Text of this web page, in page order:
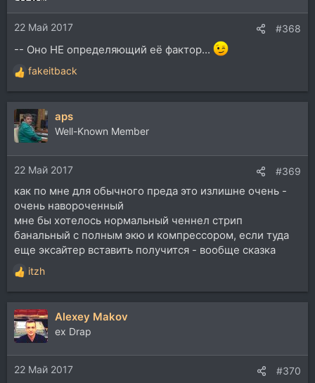
22 Май 2017 #368
-- Оно НЕ определяющий её фактор...
Р
е
а
к
ц
и
и
:
fakeitback
aps
Well-Known Member
22 Май 2017 #369
как по мне для обычного преда это излишне очень -
очень навороченный
мне бы хотелось нормальный ченнел стрип
банальный с полным экю и компрессором, если туда
еще эксайтер вставить получится - вообще сказка
Р
е
а
к
ц
и
и
:
itzh
Alexey Makov
ex Drap
22 Май 2017 #370